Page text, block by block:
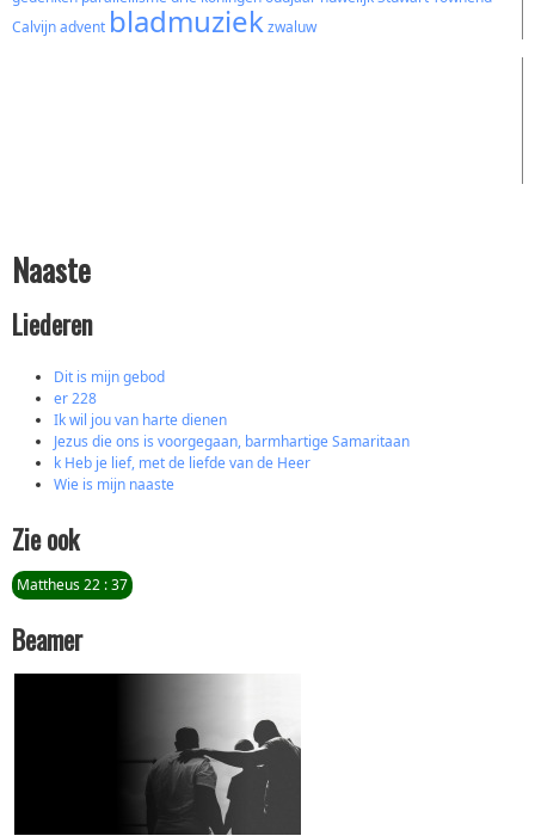
Calvijnadvent bladmuziekzwaluw
Naaste
Liederen
Dit is mijn gebod
er 228
Ik wil jou van harte dienen
Jezus die ons is voorgegaan, barmhartige Samaritaan
k Heb je lief, met de liefde van de Heer
Wie is mijn naaste
Zie ook
Mattheus 22 : 37
Beamer